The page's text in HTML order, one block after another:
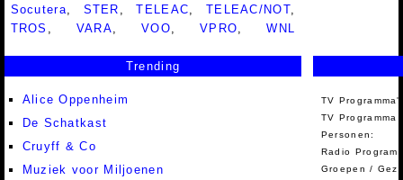
Socutera, STER ,TELEAC, TELEAC/NOT,
TROS , VARA,VOO,VPRO,WNL
Trending
Alice Oppenheim
De Schatkast
Cruyff & Co
Muziek voor Miljoenen
TV
TV Programma
Personen:
Radio
Groepen /